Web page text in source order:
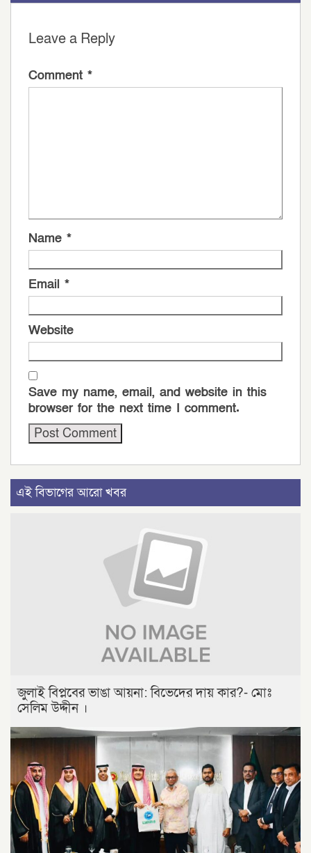
Leave a Reply
Comment *
Name *
Email *
Website
Save my name, email, and website in this
browser for the next time I comment.
এই বিভাগের আরো খবর
জুলাই বিপ্লবের ভাঙা আয়না: বিভেদের দায় কার?- মোঃ
সেলিম উদ্দীন ।